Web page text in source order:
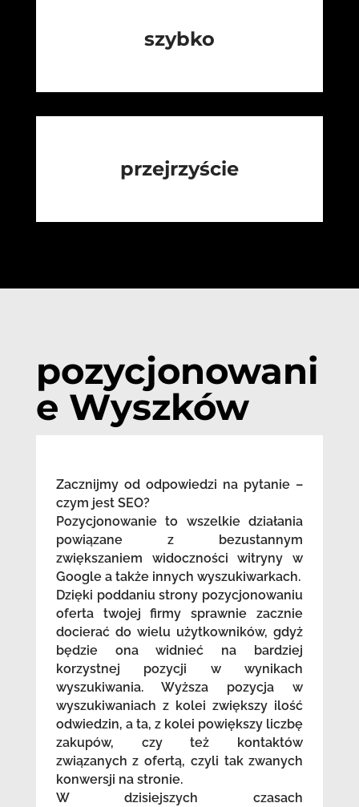
szybko
przejrzyście
pozycjonowani
e Wyszków
Zacznijmy od odpowiedzi na pytanie –
czym jest SEO?
Pozycjonowanie to wszelkie działania
powiązane z bezustannym
zwiększaniem widoczności witryny w
Google a także innych wyszukiwarkach.
Dzięki poddaniu strony pozycjonowaniu
oferta twojej firmy sprawnie zacznie
docierać do wielu użytkowników, gdyż
będzie ona widnieć na bardziej
korzystnej pozycji w wynikach
wyszukiwania. Wyższa pozycja w
wyszukiwaniach z kolei zwiększy ilość
odwiedzin, a ta, z kolei powiększy liczbę
zakupów, czy też kontaktów
związanych z ofertą, czyli tak zwanych
konwersji na stronie.
W dzisiejszych czasach